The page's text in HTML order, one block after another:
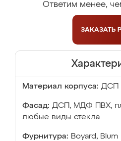
Ответим менее,
ЗАКАЗАТЬ
Материал корпуса: ДСП
Фасад: ДСП, МДФ ПВХ,
любые виды стекла
Фурнитура: Boyard, Blum